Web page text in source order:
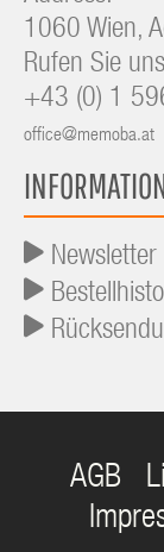
1060 Wien,
Rufen Sie
+43 (0) 1
office@memoba.at
Newsletter
AGB